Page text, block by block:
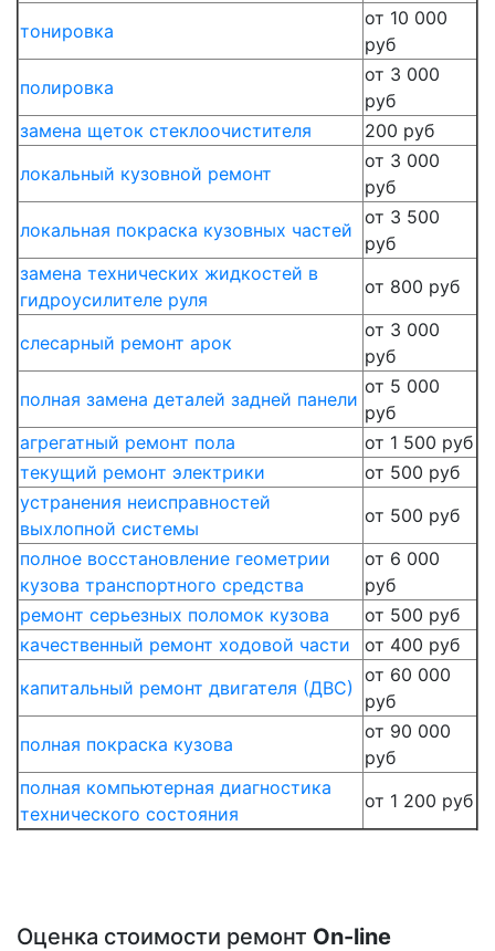
тонировка
от 10 000
руб
полировка
от 3 000
руб
замена щеток стеклоочистителя
200 руб
локальный кузовной ремонт
от 3 000
руб
локальная покраска кузовных частей
от 3 500
руб
замена технических жидкостей в
гидроусилителе руля
от 800 руб
слесарный ремонт арок
от 3 000
руб
полная замена деталей задней панели
от 5 000
руб
агрегатный ремонт пола
от 1 500 руб
текущий ремонт электрики
от 500 руб
устранения неисправностей
выхлопной системы
от 500 руб
полное восстановление геометрии
кузова транспортного средства
от 6 000
руб
ремонт серьезных поломок кузова
от 500 руб
качественный ремонт ходовой части
от 400 руб
капитальный ремонт двигателя (ДВС)
от 60 000
руб
полная покраска кузова
от 90 000
руб
полная компьютерная диагностика
технического состояния
от 1 200 руб
Оценка стоимости ремонт On-line